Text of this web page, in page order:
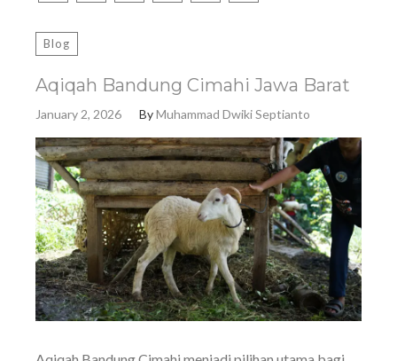
Blog
Aqiqah Bandung Cimahi Jawa Barat
January 2, 2026 ByMuhammad Dwiki Septianto